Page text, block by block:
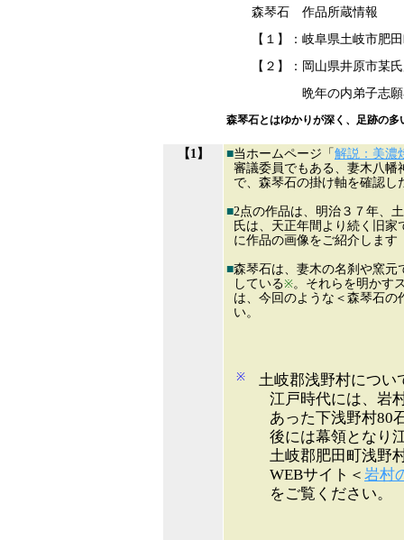
森琴石 作品所蔵情報
【１】：岐阜県土岐市肥
【２】：岡山県井原市某
晩年の内弟子志
森琴石とはゆかりが深く、足跡の
【1】 ■当ホームページ「 解説：美濃
審議委員でもある、妻木八幡
で、森琴石の掛け軸を確認し
■2点の作品は、明治３７年、
氏は、天正年間より続く旧
に作品の画像をご紹介しま
■森琴石は、妻木の名刹や窯元
している※。それらを明かす
は、今回のような＜森琴石
い。
※
土岐郡浅野村につい
江戸時代には、岩
あった下浅野村80
後には幕領となり
土岐郡肥田町浅野
WEBサイト＜ 岩村
をご覧ください。